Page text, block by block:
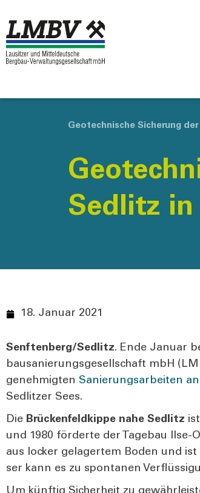
Geotechnische Sicherung
Sedlitz in
18. Januar 2021
Senftenberg/Sedlitz. Ende Janu­ar
bau­sa­nie­rungs­ge­sell­schaft mbH
geneh­mig­ten Sanie­rungs­ar­bei­ten
Sedlit­zer Sees.
Die Brü­cken­feld­kip­pe nahe Sedlitz
und 1980 för­der­te der Tage­bau Ilse-
aus locker gela­ger­tem Boden und
ser kann es zu spon­ta­nen